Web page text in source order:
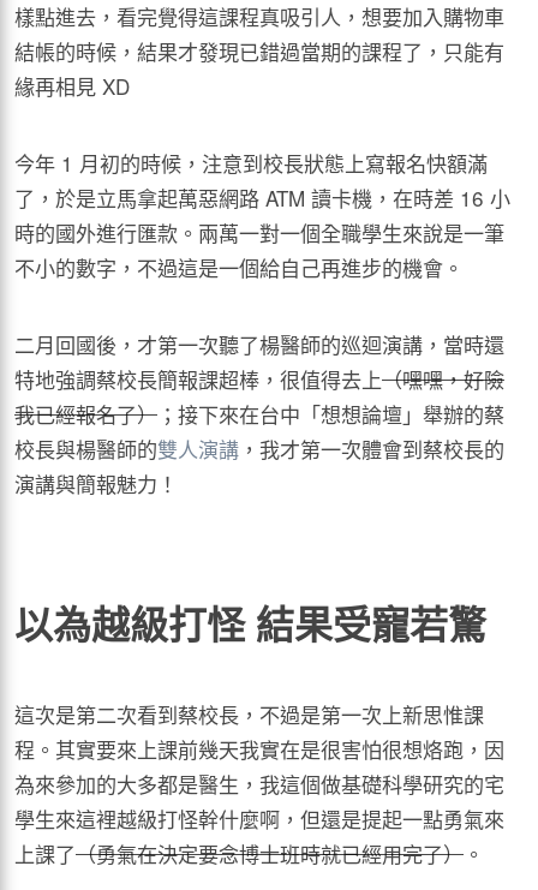
樣點進去，看完覺得這課程真吸引人，想要加入購物車
結帳的時候，結果才發現已錯過當期的課程了，只能有
緣再相見 XD
今年 1 月初的時候，注意到校長狀態上寫報名快額滿
了，於是立馬拿起萬惡網路 ATM 讀卡機，在時差 16 小
時的國外進行匯款。兩萬一對一個全職學生來說是一筆
不小的數字，不過這是一個給自己再進步的機會。
二月回國後，才第一次聽了楊醫師的巡迴演講，當時還
特地強調蔡校長簡報課超棒，很值得去上（嘿嘿，好險
我已經報名了） ；接下來在台中「想想論壇」舉辦的蔡
校長與楊醫師的雙人演講 ，我才第一次體會到蔡校長的
演講與簡報魅力！
以為越級打怪 結果受寵若驚
這次是第二次看到蔡校長，不過是第一次上新思惟課
程。其實要來上課前幾天我實在是很害怕很想烙跑，因
為來參加的大多都是醫生，我這個做基礎科學研究的宅
學生來這裡越級打怪幹什麼啊，但還是提起一點勇氣來
上課了（勇氣在決定要念博士班時就已經用完了） 。